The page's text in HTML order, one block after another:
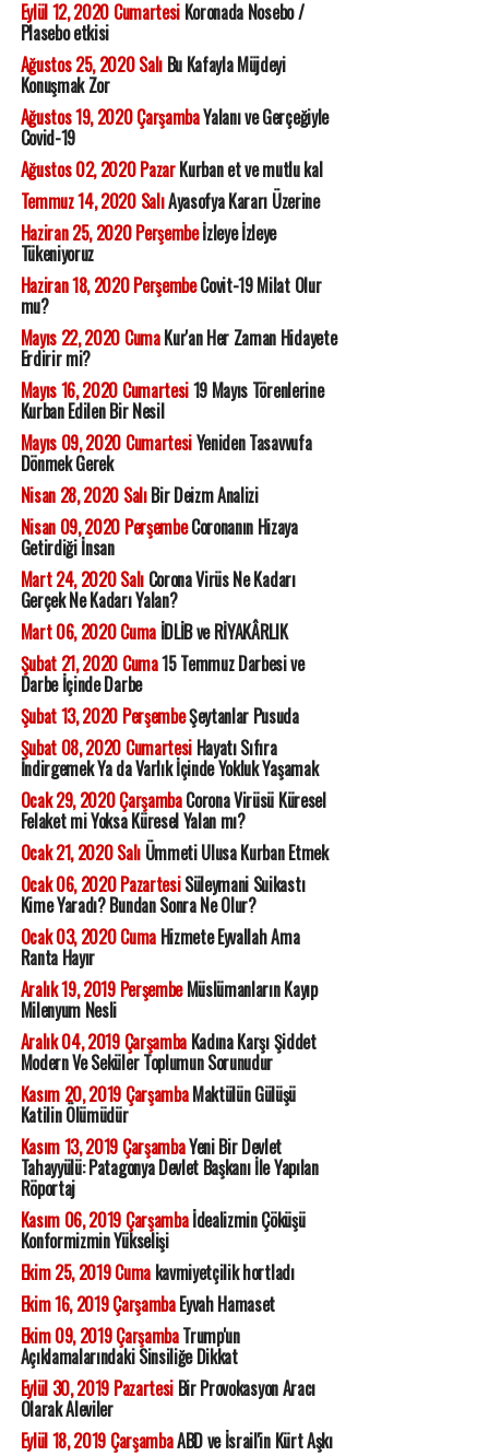
Eylül 12, 2020 CumartesiKoronada Nosebo /
Plasebo etkisi
Ağustos 25, 2020 SalıBu Kafayla Müjdeyi
Konuşmak Zor
Ağustos 19, 2020 ÇarşambaYalanı ve Gerçeğiyle
Covid-19
Ağustos 02, 2020 PazarKurban et ve mutlu kal
Temmuz 14, 2020 SalıAyasofya Kararı Üzerine
Haziran 25, 2020 Perşembeİzleye İzleye
Tükeniyoruz
Haziran 18, 2020 PerşembeCovit-19 Milat Olur
mu?
Mayıs 22, 2020 CumaKur'an Her Zaman Hidayete
Erdirir mi?
Mayıs 16, 2020 Cumartesi19 Mayıs Törenlerine
Kurban Edilen Bir Nesil
Mayıs 09, 2020 CumartesiYeniden Tasavvufa
Dönmek Gerek
Nisan 28, 2020 SalıBir Deizm Analizi
Nisan 09, 2020 PerşembeCoronanın Hizaya
Getirdiği İnsan
Mart 24, 2020 SalıCorona Virüs Ne Kadarı
Gerçek Ne Kadarı Yalan?
Mart 06, 2020 CumaİDLİB ve RİYAKÂRLIK
Şubat 21, 2020 Cuma15 Temmuz Darbesi ve
Darbe İçinde Darbe
Şubat 13, 2020 PerşembeŞeytanlar Pusuda
Şubat 08, 2020 CumartesiHayatı Sıfıra
İndirgemek Ya da Varlık İçinde Yokluk Yaşamak
Ocak 29, 2020 ÇarşambaCorona Virüsü Küresel
Felaket mi Yoksa Küresel Yalan mı?
Ocak 21, 2020 SalıÜmmeti Ulusa Kurban Etmek
Ocak 06, 2020 PazartesiSüleymani Suikastı
Kime Yaradı? Bundan Sonra Ne Olur?
Ocak 03, 2020 CumaHizmete Eyvallah Ama
Ranta Hayır
Aralık 19, 2019 PerşembeMüslümanların Kayıp
Milenyum Nesli
Aralık 04, 2019 ÇarşambaKadına Karşı Şiddet
Modern Ve Seküler Toplumun Sorunudur
Kasım 20, 2019 ÇarşambaMaktülün Gülüşü
Katilin Ölümüdür
Kasım 13, 2019 ÇarşambaYeni Bir Devlet
Tahayyülü: Patagonya Devlet Başkanı İle Yapılan
Röportaj
Kasım 06, 2019 Çarşambaİdealizmin Çöküşü
Konformizmin Yükselişi
Ekim 25, 2019 Cumakavmiyetçilik hortladı
Ekim 16, 2019 ÇarşambaEyvah Hamaset
Ekim 09, 2019 ÇarşambaTrump'un
Açıklamalarındaki Sinsiliğe Dikkat
Eylül 30, 2019 PazartesiBir Provokasyon Aracı
Olarak Aleviler
Eylül 18, 2019 ÇarşambaABD ve İsrail'in Kürt Aşkı